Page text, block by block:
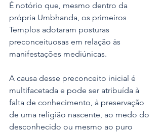
É notório que, mesmo dentro da
própria Umbhanda, os primeiros
Templos adotaram posturas
preconceituosas em relação às
manifestações mediúnicas.
A causa desse preconceito inicial é
multifacetada e pode ser atribuída à
falta de conhecimento, à preservação
de uma religião nascente, ao medo do
desconhecido ou mesmo ao puro